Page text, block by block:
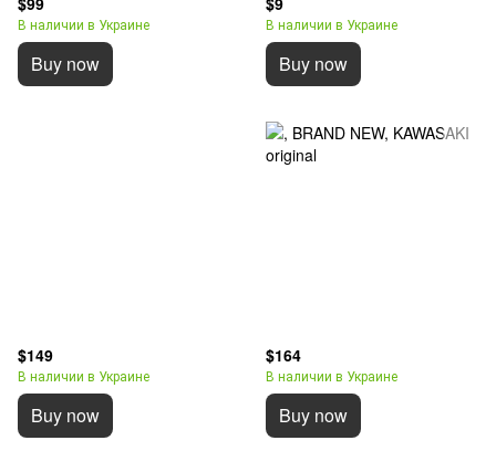
В наличии в Украине
Buy now
В наличии в Украине
Buy now
$149
В наличии в Украине
Buy now
$164
В наличии в Украине
Buy now